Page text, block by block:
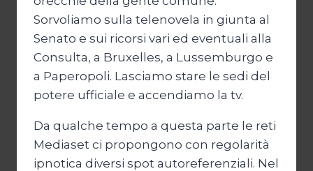
Sorvoliamo sulla telenovela in giunta al
Senato e sui ricorsi vari ed eventuali alla
Consulta, a Bruxelles, a Lussemburgo e
a Paperopoli. Lasciamo stare le sedi del
potere ufficiale e accendiamo la tv.
Da qualche tempo a questa parte le reti
Mediaset ci propongono con regolarità
ipnotica diversi spot autoreferenziali. Nel